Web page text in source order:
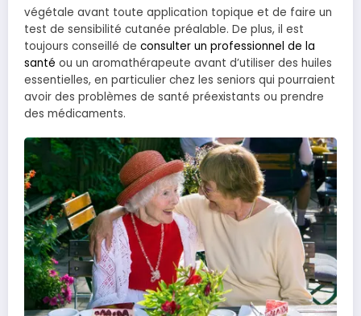
végétale avant toute application topique et de faire un
test de sensibilité cutanée préalable. De plus, il est
toujours conseillé de consulter un professionnel de la
santé ou un aromathérapeute avant d’utiliser des huiles
essentielles, en particulier chez les seniors qui pourraient
avoir des problèmes de santé préexistants ou prendre
des médicaments.